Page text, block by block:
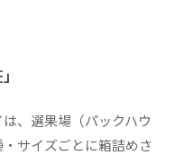
、選果場（パックハウ
サイズごとに箱詰めさ